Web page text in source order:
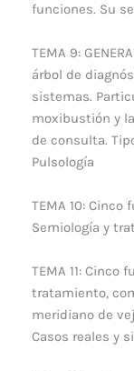
funciones. Su
TEMA 9:
árbol de
sistemas.
moxibustión y
de consulta.
Pulsología
TEMA 10: Cinco
Semiología y
TEMA 11: Cinco
tratamiento,
meridiano de
Casos reales y